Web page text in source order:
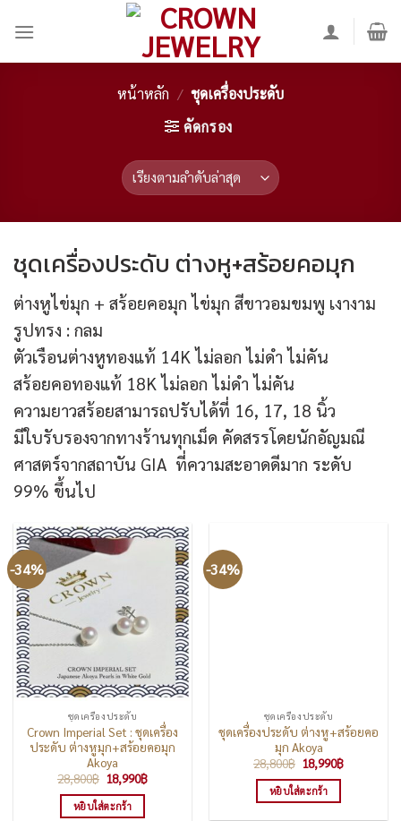
หน้าหลัก / ชุดเครื่องประดับ
คัดกรอง
ชุดเครื่องประดับ ต่างหู+สร้อยคอมุก
ต่างหูไข่มุก + สร้อยคอมุก ไข่มุก สีขาวอมขมพู เงางาม
รูปทรง : กลม
ตัวเรือนต่างหูทองแท้ 14K ไม่ลอก ไม่ดำ ไม่คัน
สร้อยคอทองแท้ 18K ไม่ลอก ไม่ดำ ไม่คัน
ความยาวสร้อยสามารถปรับได้ที่ 16, 17, 18 นิ้ว
มีใบรับรองจากทางร้านทุกเม็ด คัดสรรโดยนักอัญมณี
ศาสตร์จากสถาบัน GIA ที่ความสะอาดดีมาก ระดับ
99% ขึ้นไป
-34%
ชุดเครื่องประดับ
Crown Imperial Set : ชุดเครื่อง
ประดับ ต่างหูมุก+สร้อยคอมุก
Akoya
28,800฿ Original
price
was:
28,800฿.
18,990฿Current
หยิบใส่ตะกร้า
-34%
ชุดเครื่องประดับ
ชุดเครื่องประดับ ต่างหู+สร้อยคอ
มุก Akoya
28,800฿ Original
price
was:
28,800฿.
18,990฿Current
หยิบใส่ตะกร้า